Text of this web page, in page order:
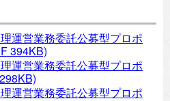
運営業務委託公募型プロポ
394KB)
運営業務委託公募型プロポ
運営業務委託公募型プロポ